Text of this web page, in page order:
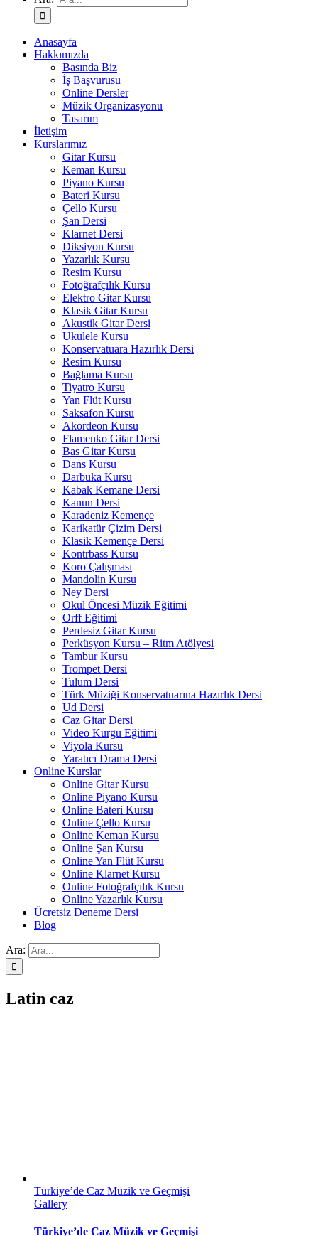
Anasayfa
Hakkımızda
Basında Biz
İş Başvurusu
Online Dersler
Müzik Organizasyonu
Tasarım
İletişim
Kurslarımız
Gitar Kursu
Keman Kursu
Piyano Kursu
Bateri Kursu
Çello Kursu
Şan Dersi
Klarnet Dersi
Diksiyon Kursu
Yazarlık Kursu
Resim Kursu
Fotoğrafçılık Kursu
Elektro Gitar Kursu
Klasik Gitar Kursu
Akustik Gitar Dersi
Ukulele Kursu
Konservatuara Hazırlık Dersi
Resim Kursu
Bağlama Kursu
Tiyatro Kursu
Yan Flüt Kursu
Saksafon Kursu
Akordeon Kursu
Flamenko Gitar Dersi
Bas Gitar Kursu
Dans Kursu
Darbuka Kursu
Kabak Kemane Dersi
Kanun Dersi
Karadeniz Kemençe
Karikatür Çizim Dersi
Klasik Kemençe Dersi
Kontrbass Kursu
Koro Çalışması
Mandolin Kursu
Ney Dersi
Okul Öncesi Müzik Eğitimi
Orff Eğitimi
Perdesiz Gitar Kursu
Perküsyon Kursu – Ritm Atölyesi
Tambur Kursu
Trompet Dersi
Tulum Dersi
Türk Müziği Konservatuarına Hazırlık Dersi
Ud Dersi
Caz Gitar Dersi
Video Kurgu Eğitimi
Viyola Kursu
Yaratıcı Drama Dersi
Online Kurslar
Online Gitar Kursu
Online Piyano Kursu
Online Bateri Kursu
Online Çello Kursu
Online Keman Kursu
Online Şan Kursu
Online Yan Flüt Kursu
Online Klarnet Kursu
Online Fotoğrafçılık Kursu
Online Yazarlık Kursu
Ücretsiz Deneme Dersi
Blog
Ara:
Latin caz
Türkiye’de Caz Müzik ve Geçmişi
Gallery
Türkiye’de Caz Müzik ve Geçmişi